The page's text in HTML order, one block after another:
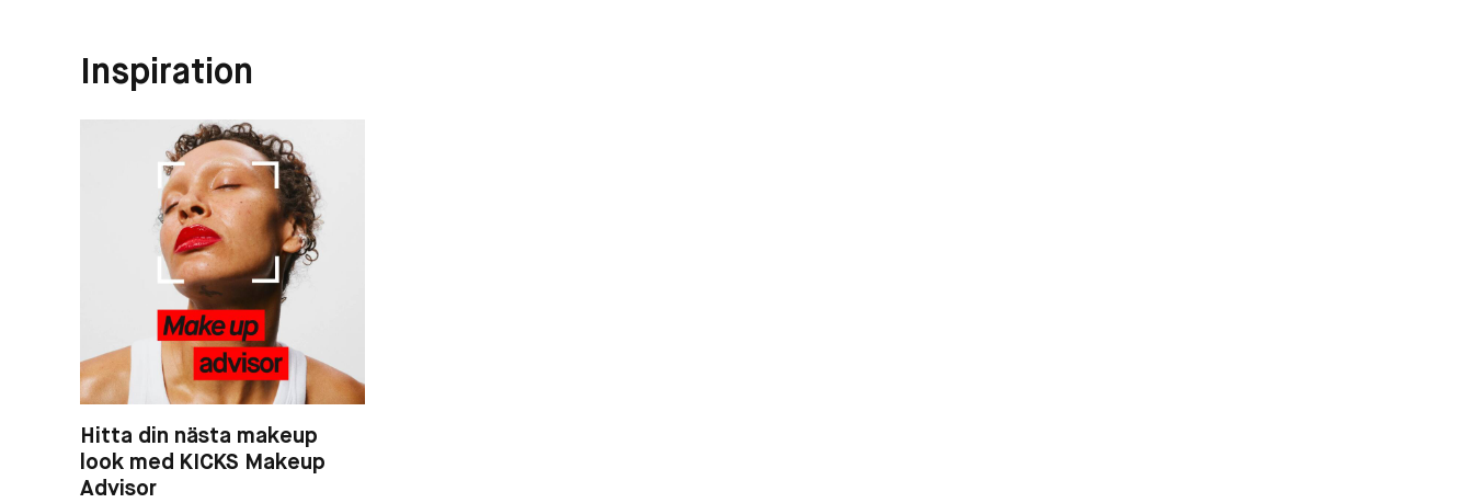
Inspiration
Hitta din nästa makeup
look med KICKS Makeup
Advisor